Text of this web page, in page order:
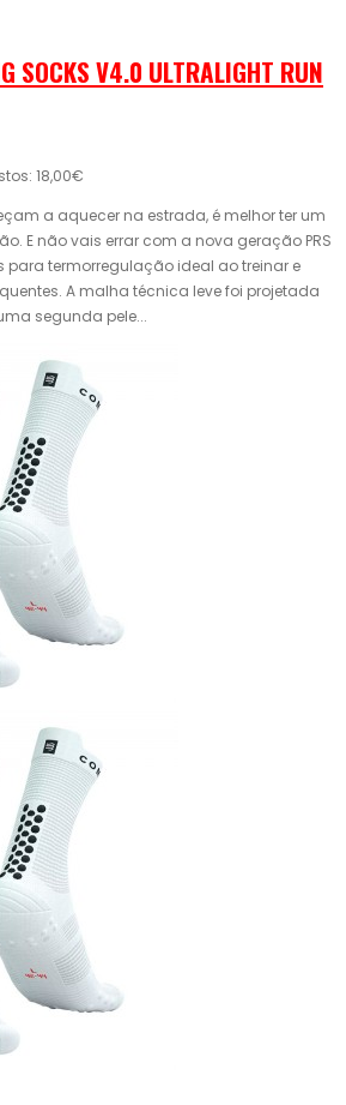
SOCKS V4.0 ULTRALIGHT RUN
18,00€
a aquecer na estrada, é melhor ter um
E não vais errar com a nova geração PRS
para termorregulação ideal ao treinar e
A malha técnica leve foi projetada
segunda pele...